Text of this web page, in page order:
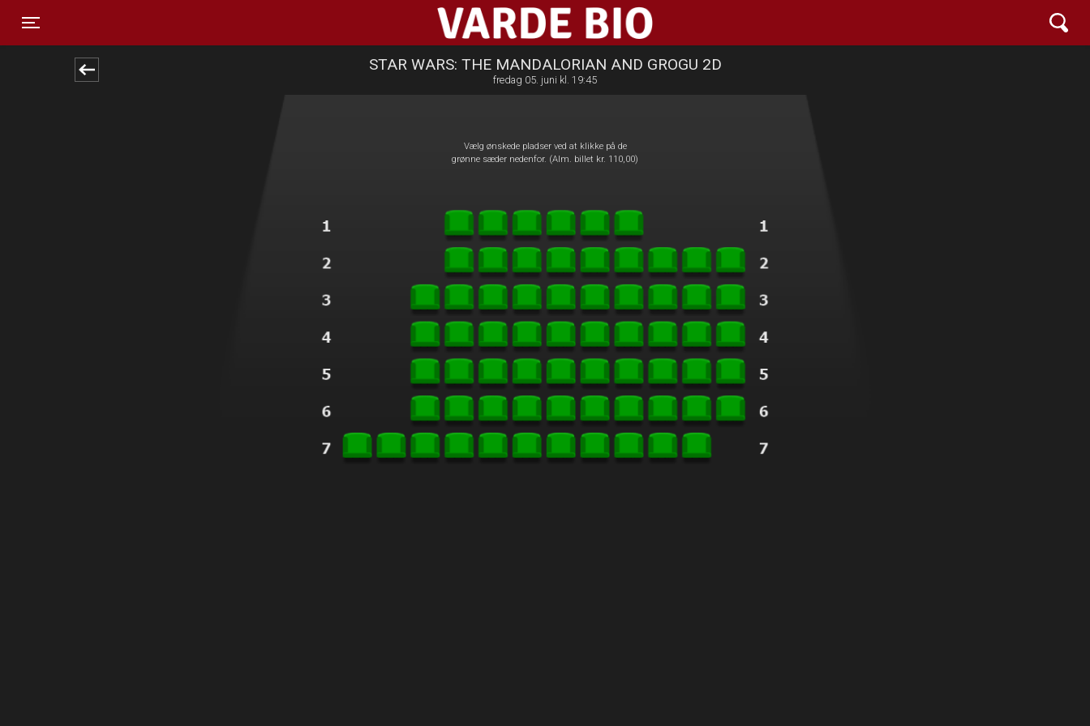
Varde Bio ApS
STAR WARS: THE MANDALORIAN AND GROGU 2D
fredag 05. juni kl. 19:45
Vælg ønskede pladser ved at klikke på de
grønne sæder nedenfor. (Alm. billet kr. 110,00)
1step-front02 012426